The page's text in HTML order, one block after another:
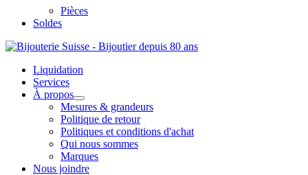
Pièces
Soldes
Liquidation
Services
À propos
Mesures & grandeurs
Politique de retour
Politiques et conditions d'achat
Qui nous sommes
Marques
Nous joindre